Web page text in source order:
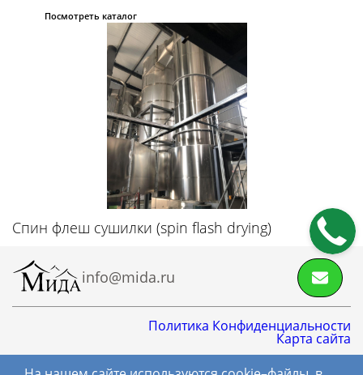
свойств
Приборы измерения краевого угла
смачивания
Тензиометры
Посмотреть каталог
Спин флеш сушилки (spin flash drying)
info@mida.ru
Политика Конфиденциальности
Карта сайта